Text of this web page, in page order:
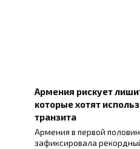
Армения рискует
которые хотят
транзита
Армения в первой
зафиксировала